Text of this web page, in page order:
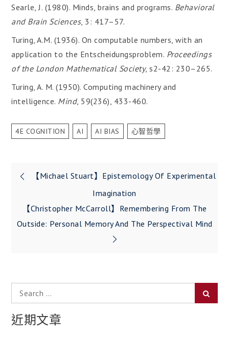
Searle, J. (1980). Minds, brains and programs. Behavioral
and Brain Sciences, 3: 417–57.
Turing, A.M. (1936). On computable numbers, with an
application to the Entscheidungsproblem. Proceedings
of the London Mathematical Society, s2-42: 230–265.
Turing, A. M. (1950). Computing machinery and
intelligence. Mind, 59(236), 433-460.
4E COGNITION AI AI BIAS 心智哲學
文
章
導
【Michael Stuart】Epistemology Of Experimental
Imagination
【Christopher McCarroll】Remembering From The
Outside: Personal Memory And The Perspectival Mind
Search
for:
近期文章